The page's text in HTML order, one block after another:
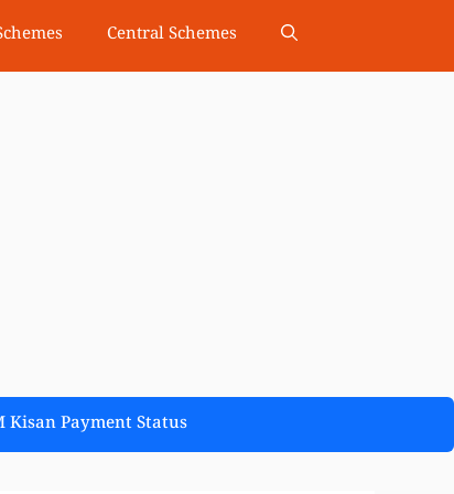
Central Schemes
Kisan Payment Status